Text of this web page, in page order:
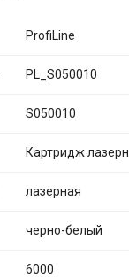
ProfiLine
PL_S050010
S050010
Картридж
лазерная
черно-белый
6000